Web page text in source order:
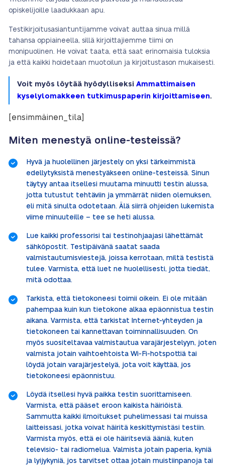
opiskelijoille laadukkaan apu.
Testikirjoitusasiantuntijamme voivat auttaa sinua millä
tahansa oppiaineella, sillä kirjoittajiemme tiimi on
monipuolinen. He voivat taata, että saat erinomaisia tuloksia
ja että kaikki hoidetaan muotoilun ja kirjoitustason mukaisesti.
Voit myös löytää hyödylliseksi Ammattimaisen
kyselylomakkeen tutkimuspaperin kirjoittamiseen.
[ensimmäinen_tila]
Miten menestyä online-testeissä?
Hyvä ja huolellinen järjestely on yksi tärkeimmistä
edellytyksistä menestyäkseen online-testeissä. Sinun
täytyy antaa itsellesi muutama minuutti testin alussa,
jotta tutustut tehtäviin ja ymmärrät niiden olemuksen,
eli mitä sinulta odotetaan. Älä siirrä ohjeiden lukemista
viime minuuteille – tee se heti alussa.
Lue kaikki professorisi tai testinohjaajasi lähettämät
sähköpostit. Testipäivänä saatat saada
valmistautumisviestejä, joissa kerrotaan, miltä testistä
tulee. Varmista, että luet ne huolellisesti, jotta tiedät,
mitä odottaa.
Tarkista, että tietokoneesi toimii oikein. Ei ole mitään
pahempaa kuin kun tietokone alkaa epäonnistua testin
aikana. Varmista, että tarkistat Internet-yhteyden ja
tietokoneen tai kannettavan toiminnallisuuden. On
myös suositeltavaa valmistautua varajärjestelyyn, joten
valmista jotain vaihtoehtoista Wi-Fi-hotspottiä tai
löydä jotain varajärjestelyä, jota voit käyttää, jos
tietokoneesi epäonnistuu.
Löydä itsellesi hyvä paikka testin suorittamiseen.
Varmista, että pääset eroon kaikista häiriöistä.
Sammutta kaikki ilmoitukset puhelimessasi tai muissa
laitteissasi, jotka voivat häiritä keskittymistäsi testiin.
Varmista myös, että ei ole häiritseviä ääniä, kuten
televisio- tai radiomelua. Valmista jotain paperia, kyniä
ja lyijykyniä, jos tarvitset ottaa jotain muistiinpanoja tai